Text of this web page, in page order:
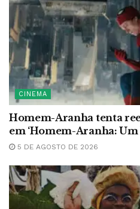
CINEMA
Homem-Aranha tenta
em ‘Homem-Aranha: Um
5 DE AGOSTO DE 2026